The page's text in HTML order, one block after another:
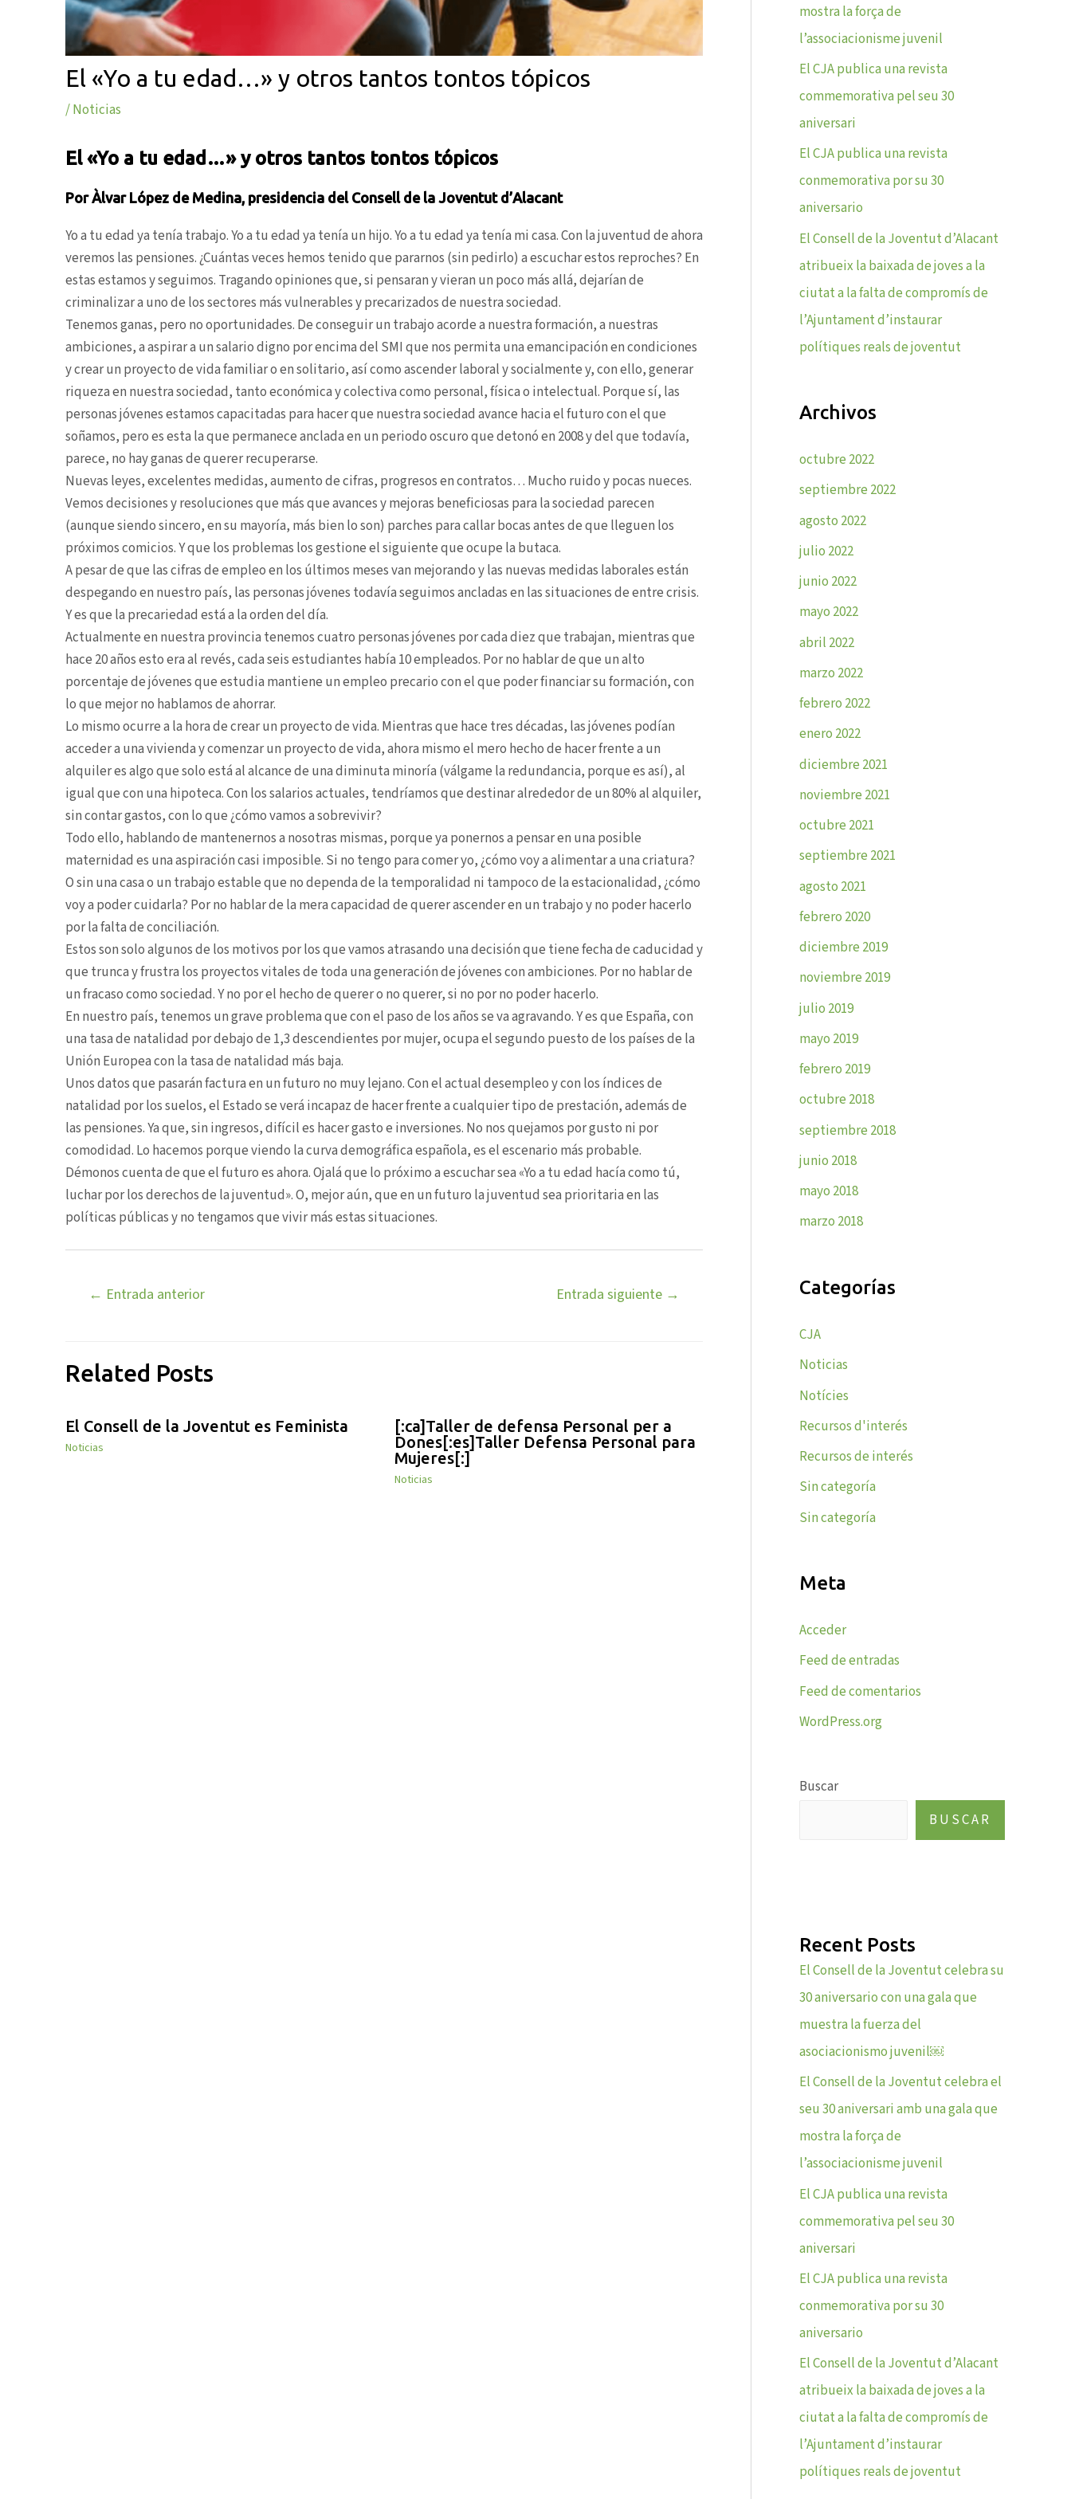
El «Yo a tu edad…» y otros tantos tontos tópicos
/Noticias
El «Yo a tu edad…» y otros tantos tontos tópicos
Por Àlvar López de Medina, presidencia del Consell de la Joventut d’Alacant
Yo a tu edad ya tenía trabajo. Yo a tu edad ya tenía un hijo. Yo a tu edad ya tenía mi casa. Con la juventud de ahora
veremos las pensiones. ¿Cuántas veces hemos tenido que pararnos (sin pedirlo) a escuchar estos reproches? En
estas estamos y seguimos. Tragando opiniones que, si pensaran y vieran un poco más allá, dejarían de
criminalizar a uno de los sectores más vulnerables y precarizados de nuestra sociedad.
Tenemos ganas, pero no oportunidades. De conseguir un trabajo acorde a nuestra formación, a nuestras
ambiciones, a aspirar a un salario digno por encima del SMI que nos permita una emancipación en condiciones
y crear un proyecto de vida familiar o en solitario, así como ascender laboral y socialmente y, con ello, generar
riqueza en nuestra sociedad, tanto económica y colectiva como personal, física o intelectual. Porque sí, las
personas jóvenes estamos capacitadas para hacer que nuestra sociedad avance hacia el futuro con el que
soñamos, pero es esta la que permanece anclada en un periodo oscuro que detonó en 2008 y del que todavía,
parece, no hay ganas de querer recuperarse.
Nuevas leyes, excelentes medidas, aumento de cifras, progresos en contratos… Mucho ruido y pocas nueces.
Vemos decisiones y resoluciones que más que avances y mejoras beneficiosas para la sociedad parecen
(aunque siendo sincero, en su mayoría, más bien lo son) parches para callar bocas antes de que lleguen los
próximos comicios. Y que los problemas los gestione el siguiente que ocupe la butaca.
A pesar de que las cifras de empleo en los últimos meses van mejorando y las nuevas medidas laborales están
despegando en nuestro país, las personas jóvenes todavía seguimos ancladas en las situaciones de entre crisis.
Y es que la precariedad está a la orden del día.
Actualmente en nuestra provincia tenemos cuatro personas jóvenes por cada diez que trabajan, mientras que
hace 20 años esto era al revés, cada seis estudiantes había 10 empleados. Por no hablar de que un alto
porcentaje de jóvenes que estudia mantiene un empleo precario con el que poder financiar su formación, con
lo que mejor no hablamos de ahorrar.
Lo mismo ocurre a la hora de crear un proyecto de vida. Mientras que hace tres décadas, las jóvenes podían
acceder a una vivienda y comenzar un proyecto de vida, ahora mismo el mero hecho de hacer frente a un
alquiler es algo que solo está al alcance de una diminuta minoría (válgame la redundancia, porque es así), al
igual que con una hipoteca. Con los salarios actuales, tendríamos que destinar alrededor de un 80% al alquiler,
sin contar gastos, con lo que ¿cómo vamos a sobrevivir?
Todo ello, hablando de mantenernos a nosotras mismas, porque ya ponernos a pensar en una posible
maternidad es una aspiración casi imposible. Si no tengo para comer yo, ¿cómo voy a alimentar a una criatura?
O sin una casa o un trabajo estable que no dependa de la temporalidad ni tampoco de la estacionalidad, ¿cómo
voy a poder cuidarla? Por no hablar de la mera capacidad de querer ascender en un trabajo y no poder hacerlo
por la falta de conciliación.
Estos son solo algunos de los motivos por los que vamos atrasando una decisión que tiene fecha de caducidad y
que trunca y frustra los proyectos vitales de toda una generación de jóvenes con ambiciones. Por no hablar de
un fracaso como sociedad. Y no por el hecho de querer o no querer, si no por no poder hacerlo.
En nuestro país, tenemos un grave problema que con el paso de los años se va agravando. Y es que España, con
una tasa de natalidad por debajo de 1,3 descendientes por mujer, ocupa el segundo puesto de los países de la
Unión Europea con la tasa de natalidad más baja.
Unos datos que pasarán factura en un futuro no muy lejano. Con el actual desempleo y con los índices de
natalidad por los suelos, el Estado se verá incapaz de hacer frente a cualquier tipo de prestación, además de
las pensiones. Ya que, sin ingresos, difícil es hacer gasto e inversiones. No nos quejamos por gusto ni por
comodidad. Lo hacemos porque viendo la curva demográfica española, es el escenario más probable.
Démonos cuenta de que el futuro es ahora. Ojalá que lo próximo a escuchar sea «Yo a tu edad hacía como tú,
luchar por los derechos de la juventud». O, mejor aún, que en un futuro la juventud sea prioritaria en las
políticas públicas y no tengamos que vivir más estas situaciones.
← Entrada anterior Entrada siguiente →
Related Posts
El Consell de la Joventut es Feminista
Noticias
[:ca]Taller de defensa Personal per a
Dones[:es]Taller Defensa Personal para
Mujeres[:]
Noticias
mostra la força de
l’associacionisme juvenil
El CJA publica una revista
commemorativa pel seu 30
aniversari
El CJA publica una revista
conmemorativa por su 30
aniversario
El Consell de la Joventut d’Alacant
atribueix la baixada de joves a la
ciutat a la falta de compromís de
l’Ajuntament d’instaurar
polítiques reals de joventut
Archivos
octubre 2022
septiembre 2022
agosto 2022
julio 2022
junio 2022
mayo 2022
abril 2022
marzo 2022
febrero 2022
enero 2022
diciembre 2021
noviembre 2021
octubre 2021
septiembre 2021
agosto 2021
febrero 2020
diciembre 2019
noviembre 2019
julio 2019
mayo 2019
febrero 2019
octubre 2018
septiembre 2018
junio 2018
mayo 2018
marzo 2018
Categorías
CJA
Noticias
Notícies
Recursos d'interés
Recursos de interés
Sin categoría
Sin categoría
Meta
Acceder
Feed de entradas
Feed de comentarios
WordPress.org
Buscar
BUSCAR
Recent Posts
El Consell de la Joventut celebra su
30 aniversario con una gala que
muestra la fuerza del
asociacionismo juvenil￼
El Consell de la Joventut celebra el
seu 30 aniversari amb una gala que
mostra la força de
l’associacionisme juvenil
El CJA publica una revista
commemorativa pel seu 30
aniversari
El CJA publica una revista
conmemorativa por su 30
aniversario
El Consell de la Joventut d’Alacant
atribueix la baixada de joves a la
ciutat a la falta de compromís de
l’Ajuntament d’instaurar
polítiques reals de joventut